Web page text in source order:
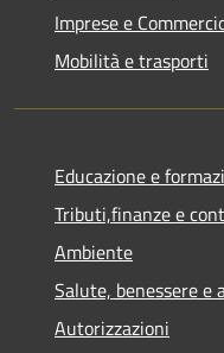
Imprese e
Mobilità e trasporti
Educazione e
Tributi,finanze e
Ambiente
Salute, benessere e
Autorizzazioni